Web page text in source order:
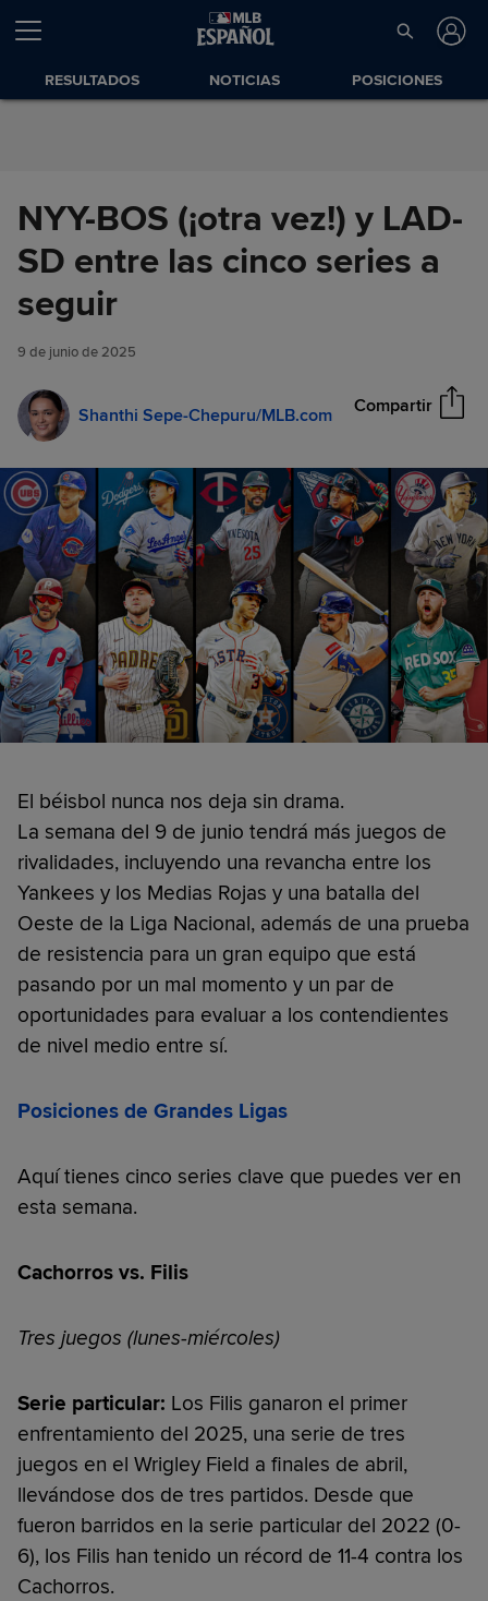
Saltar al Contenido
RESULTADOS NOTICIAS POSICIONES
NYY-BOS (¡otra vez!) y LAD-
SD entre las cinco series a
seguir
9 de junio de 2025
Shanthi Sepe-Chepuru/MLB.com Compartir
NYY-BOS (¡otra vez!) y LAD-SD
entre las cinco series a seguir
El béisbol nunca nos deja sin drama.
La semana del 9 de junio tendrá más juegos de
rivalidades, incluyendo una revancha entre los
Yankees y los Medias Rojas y una batalla del
Oeste de la Liga Nacional, además de una prueba
de resistencia para un gran equipo que está
pasando por un mal momento y un par de
oportunidades para evaluar a los contendientes
de nivel medio entre sí.
Posiciones de Grandes Ligas
Aquí tienes cinco series clave que puedes ver en
esta semana.
Cachorros vs. Filis
Tres juegos (lunes-miércoles)
Serie particular: Los Filis ganaron el primer
enfrentamiento del 2025, una serie de tres
juegos en el Wrigley Field a finales de abril,
llevándose dos de tres partidos. Desde que
fueron barridos en la serie particular del 2022 (0-
6), los Filis han tenido un récord de 11-4 contra los
Cachorros.